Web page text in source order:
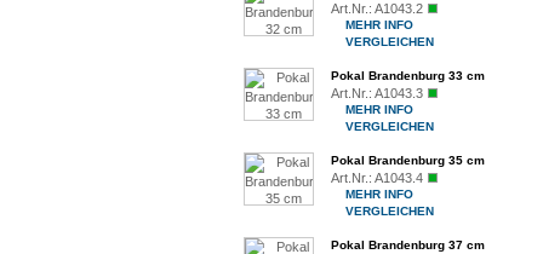
Art.Nr.: A1043.2
MEHR INFO
VERGLEICHEN
Pokal Brandenburg 33 cm
Art.Nr.: A1043.3
MEHR INFO
VERGLEICHEN
Pokal Brandenburg 35 cm
Art.Nr.: A1043.4
MEHR INFO
VERGLEICHEN
Pokal Brandenburg 37 cm